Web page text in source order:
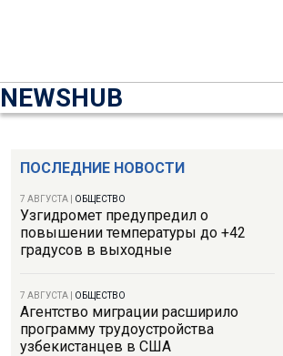
NEWSHUB
ПОСЛЕДНИЕ НОВОСТИ
7 АВГУСТА ОБЩЕСТВО
Узгидромет предупредил о
повышении температуры до +42
градусов в выходные
7 АВГУСТА ОБЩЕСТВО
Агентство миграции расширило
программу трудоустройства
узбекистанцев в США